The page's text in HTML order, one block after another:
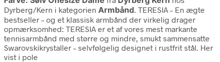
Dyrberg/Kern i kategorien Armbånd. TERESIA – En ægte
bestseller – og et klassisk armbånd der virkelig drager
opmærksomhed: TERESIA er et af vores mest markante
tennisarmbånd med større og mindre, smukt sammensatte
Swarovskikrystaller – selvfølgelig designet i rustfrit stål. Her
vist i pole